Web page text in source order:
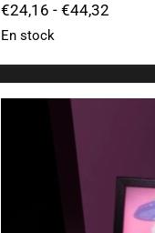
€24,16 - €44,32
En stock
Les Simpsons